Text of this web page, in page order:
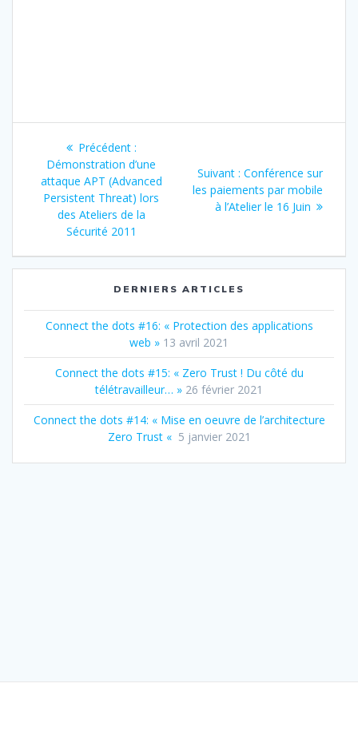
Navigation
de
l’article
Précédent :Article
précédent
:
Démonstration d’une
attaque APT (Advanced
Persistent Threat) lors
des Ateliers de la
Sécurité 2011
Suivant : Article
suivant
:
Conférence sur
les paiements par mobile
à l’Atelier le 16 Juin
DERNIERS ARTICLES
Connect the dots #16: « Protection des applications
web » 13 avril 2021
Connect the dots #15: « Zero Trust ! Du côté du
télétravailleur… » 26 février 2021
Connect the dots #14: « Mise en oeuvre de l’architecture
Zero Trust « 5 janvier 2021